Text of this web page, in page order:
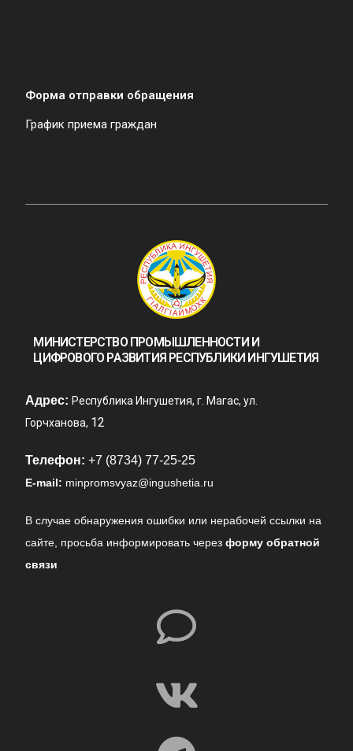
Форма отправки обращения
График приема граждан
МИНИСТЕРСТВО ПРОМЫШЛЕННОСТИ И
ЦИФРОВОГО РАЗВИТИЯ РЕСПУБЛИКИ ИНГУШЕТИЯ
Адрес: Республика Ингушетия, г. Магас, ул.
Горчханова, 12
Телефон: +7 (8734) 77-25-25
E-mail: minpromsvyaz@ingushetia.ru
В случае обнаружения ошибки или нерабочей ссылки на
сайте, просьба информировать черезформу обратной
связи